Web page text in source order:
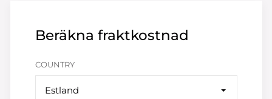
Beräkna fraktkostnad
COUNTRY
Estland